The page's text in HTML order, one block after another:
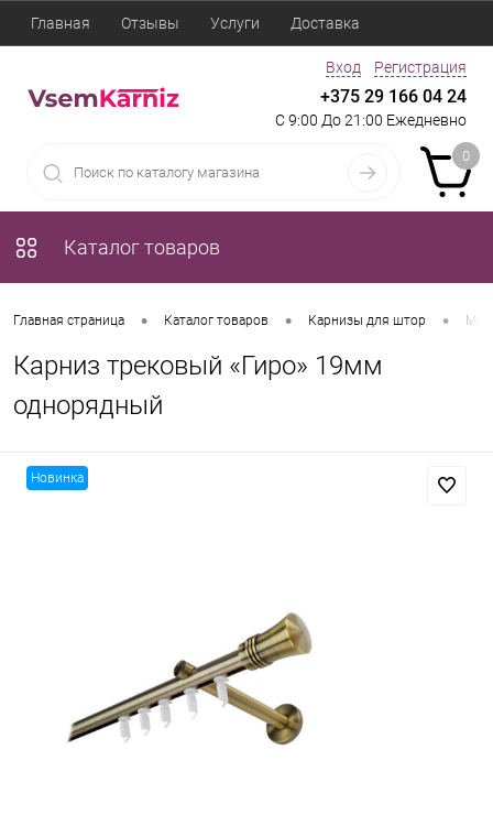
Главная Отзывы Услуги Доставка
Вход Регистрация
+375 29 166 04 24
С 9:00 До 21:00 Ежедневно
0
Каталог товаров
Главная страница • Каталог товаров • Карнизы для штор •
Карниз трековый «Гиро» 19мм
однорядный
Новинка